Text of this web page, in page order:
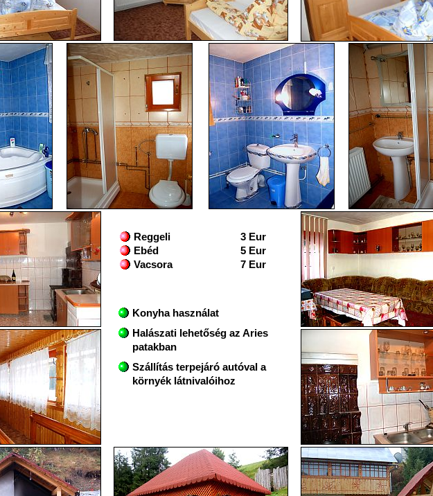
Reggeli
3 Eur
Ebéd
5 Eur
Vacsora
7 Eur
Konyha használat
Halászati lehetőség az Aries
patakban
Szállítás terpejáró autóval a
környék látnivalóihoz